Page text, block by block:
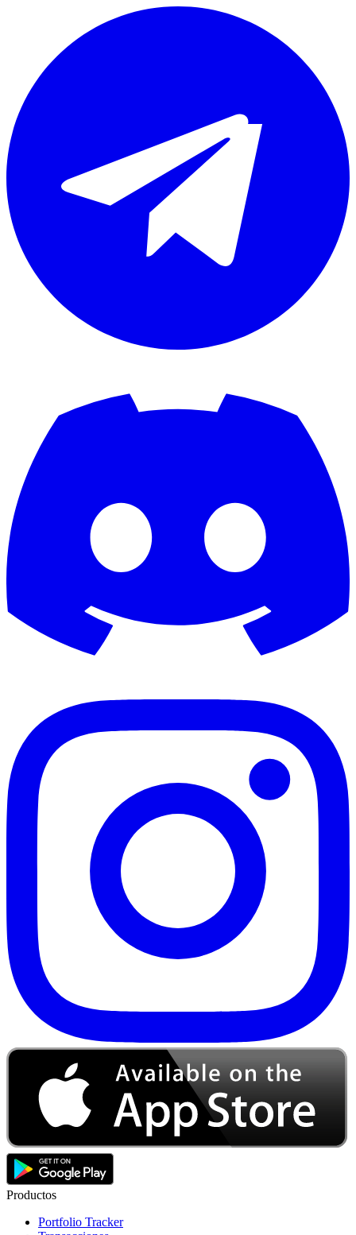
Productos
Portfolio Tracker